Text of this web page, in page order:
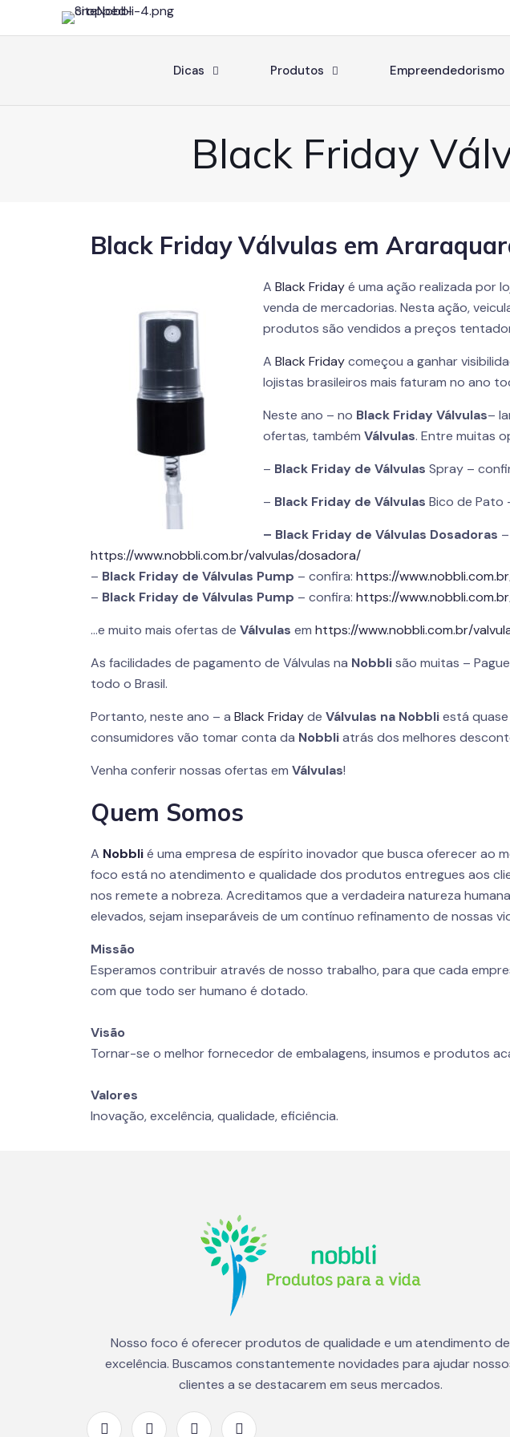
Dicas Produtos Empreendedorismo
Black Friday
Black Friday Válvulas em
ABlack Fridayé uma ação realizada por
venda de mercadorias. Nesta ação,
produtos são vendidos a preços
ABlack Fridaycomeçou a ganhar
lojistas brasileiros mais faturam no ano
Neste ano – no Black Friday Válvulas–
ofertas, tambémVálvulas. Entre muitas
– Black Friday de Válvulas Spray –
– Black Friday de Válvulas Bico de
– Black Friday de Válvulas Dosadoras
https://www.nobbli.com.br/valvulas/dosadora/
– Black Friday de Válvulas Pump – confira:https://
– Black Friday de Válvulas Pump – confira:https://
…e muito mais ofertas deVálvulas emhttps://www.nobbli.com.br/
As facilidades de pagamento de Válvulas na Nobblisão muitas –
todo o Brasil.
Portanto, neste ano – aBlack FridaydeVálvulas na Nobbliestá
consumidores vão tomar conta da Nobbliatrás dos melhores
Venha conferir nossas ofertas emVálvulas!
Quem Somos
A Nobblié uma empresa de espírito inovador que busca oferecer ao
foco está no atendimento e qualidade dos produtos entregues aos
nos remete a nobreza. Acreditamos que a verdadeira natureza
elevados, sejam inseparáveis de um contínuo refinamento de nossas
Missão
Esperamos contribuir através de nosso trabalho, para que cada
com que todo ser humano é dotado.
Visão
Tornar-se o melhor fornecedor de embalagens, insumos e produtos
Valores
Inovação, excelência, qualidade, eficiência.
Nosso foco é oferecer produtos de qualidade e um atendimento de
excelência. Buscamos constantemente novidades para ajudar
clientes a se destacarem em seus mercados.